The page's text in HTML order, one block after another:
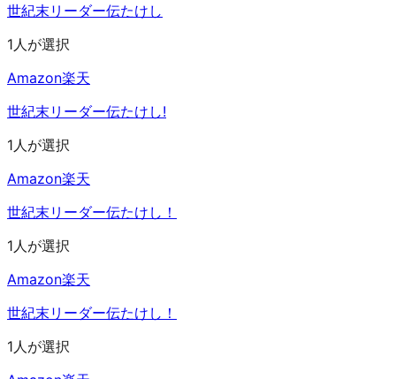
世紀末リーダー伝たけし
1人が選択
Amazon楽天
世紀末リーダー伝たけし!
1人が選択
Amazon楽天
世紀末リーダー伝たけし！
1人が選択
Amazon楽天
世紀末リーダー伝たけし！
1人が選択